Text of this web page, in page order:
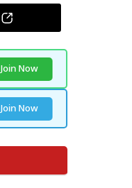
Join Now
Join Now